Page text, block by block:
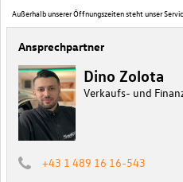
Außerhalb unserer Öffnungszeiten steht unser
Ansprechpartner
Dino Zolota
Verkaufs- und
+43 1 489 16 16-543